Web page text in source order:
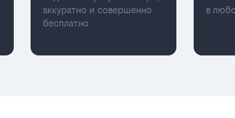
аккуратно и совершенно
бесплатно
в